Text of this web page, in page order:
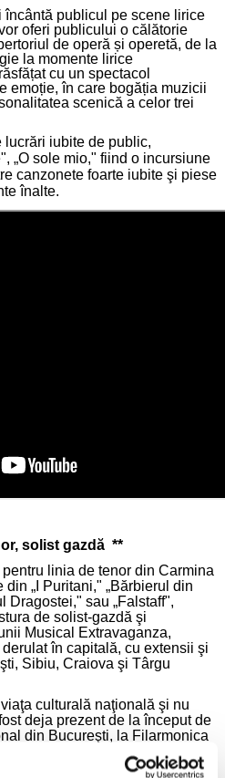
publicul pe scene lirice
oferi publicului o călătorie
de operă și operetă, de la
la momente lirice
cu un spectacol
emoție, în care bogăția muzicii
scenică a celor trei
lucrări iubite de public,
„O sole mio," fiind o incursiune
canzonete foarte iubite şi piese
înalte.
solist gazdă **
linia de tenor din Carmina
„I Puritani," „Bărbierul din
Dragostei," sau „Falstaff",
de solist-gazdă şi
Musical Extravaganza,
în capitală, cu extensii şi
Sibiu, Craiova şi Târgu
culturală naţională şi nu
deja prezent de la început de
din Bucureşti, la Filarmonica
şi pe scena Operei
veselă 2.0," în regia lui Andrei